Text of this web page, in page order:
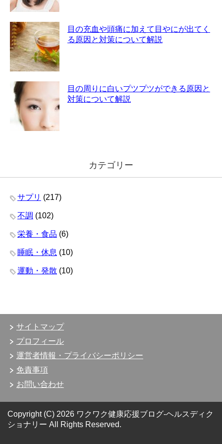
目の充血や頭痛に加えて目やにが出てく
る原因と対策について解説
目の周りに白いプツプツができる原因と
対策について解説
カテゴリー
サプリ (217)
不調 (102)
栄養・食品 (6)
睡眠・休息 (10)
運動・発散 (10)
サイトマップ
プロフィール
運営者情報・プライバシーポリシー
免責事項
お問い合わせ
Copyright (C) 2026 ワクワク健康応援ブログ-ヘルスディク
ショナリー All Rights Reserved.